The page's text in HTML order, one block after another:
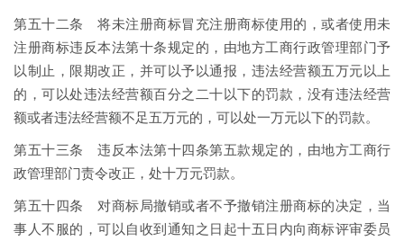
第五十二条 将未注册商标冒充注册商标使用的，或者使用未
注册商标违反本法第十条规定的，由地方工商行政管理部门予
以制止，限期改正，并可以予以通报，违法经营额五万元以上
的，可以处违法经营额百分之二十以下的罚款，没有违法经营
额或者违法经营额不足五万元的，可以处一万元以下的罚款。
第五十三条 违反本法第十四条第五款规定的，由地方工商行
政管理部门责令改正，处十万元罚款。
第五十四条 对商标局撤销或者不予撤销注册商标的决定，当
事人不服的，可以自收到通知之日起十五日内向商标评审委员